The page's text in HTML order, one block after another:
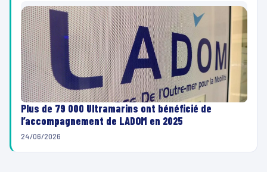
Plus de 79 000 Ultramarins ont bénéficié de
l’accompagnement de LADOM en 2025
24/06/2026